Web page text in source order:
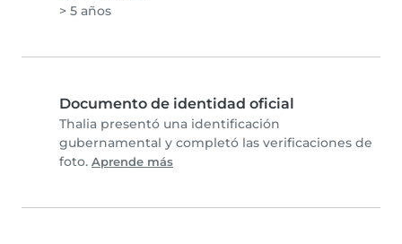
> 5 años
Documento de identidad oficial
Thalia presentó una identificación
gubernamental y completó las verificaciones de
foto. Aprende más